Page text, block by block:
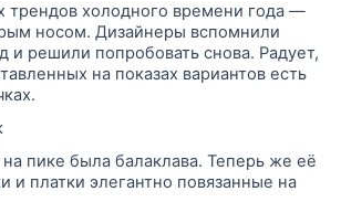
трендов холодного времени года —
носом. Дизайнеры вспомнили
и решили попробовать снова. Радует,
на показах вариантов есть
пике была балаклава. Теперь же её
и платки элегантно повязанные на